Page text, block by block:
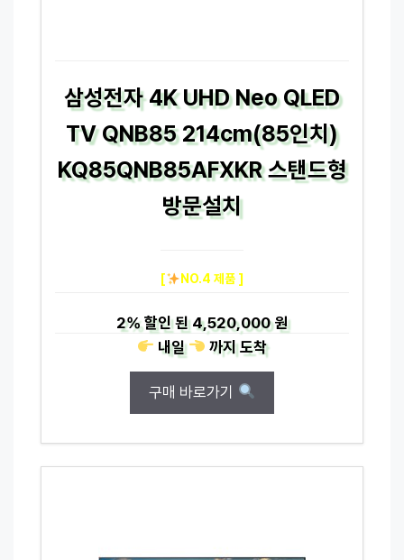
삼성전자 4K UHD Neo QLED
TV QNB85 214cm(85인치)
KQ85QNB85AFXKR 스탠드형
방문설치
[ NO.4 제품 ]
2%할인 된4,520,000 원
내일
까지도착
구매 바로가기